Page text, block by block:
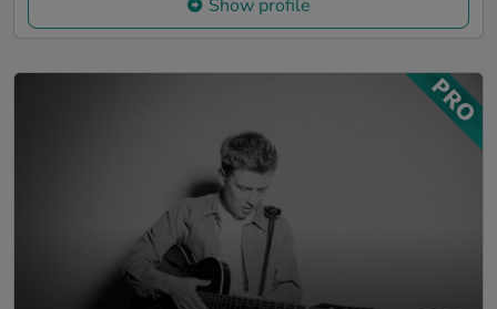
Show profile